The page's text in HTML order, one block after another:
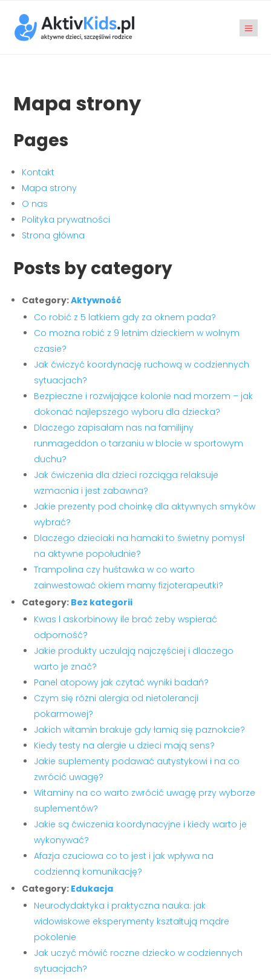
Mapa strony
Pages
Kontakt
Mapa strony
O nas
Polityka prywatności
Strona główna
Posts by category
Category:Aktywność
Co robić z 5 latkiem gdy za oknem pada?
Co można robić z 9 letnim dzieckiem w wolnym
czasie?
Jak ćwiczyć koordynację ruchową w codziennych
sytuacjach?
Bezpieczne i rozwijające kolonie nad morzem – jak
dokonać najlepszego wyboru dla dziecka?
Dlaczego zapisałam nas na familijny
runmageddon o tarzaniu w blocie w sportowym
duchu?
Jak ćwiczenia dla dzieci rozciąga relaksuje
wzmacnia i jest zabawna?
Jakie prezenty pod choinkę dla aktywnych smyków
wybrać?
Dlaczego dzieciaki na hamaki to świetny pomysł
na aktywne popołudnie?
Trampolina czy huśtawka w co warto
zainwestować okiem mamy fizjoterapeutki?
Category: Bez kategorii
Kwas l askorbinowy ile brać żeby wspierać
odporność?
Jakie produkty uczulają najczęściej i dlaczego
warto je znać?
Panel atopowy jak czytać wyniki badań?
Czym się różni alergia od nietolerancji
pokarmowej?
Jakich witamin brakuje gdy łamią się paznokcie?
Kiedy testy na alergie u dzieci mają sens?
Jakie suplementy podawać autystykowi i na co
zwrócić uwagę?
Witaminy na co warto zwrócić uwagę przy wyborze
suplementów?
Jakie są ćwiczenia koordynacyjne i kiedy warto je
wykonywać?
Afazja czuciowa co to jest i jak wpływa na
codzienną komunikację?
Category: Edukacja
Neurodydaktyka i praktyczna nauka: jak
widowiskowe eksperymenty kształtują mądre
pokolenie
Jak uczyć mówić roczne dziecko w codziennych
sytuacjach?